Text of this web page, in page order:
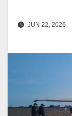
JUN 22, 2026